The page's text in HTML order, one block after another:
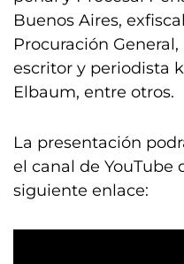
Buenos Aires,
Procuración
escritor y periodista
Elbaum, entre otros.
La presentación
el canal de YouTube
siguiente enlace: